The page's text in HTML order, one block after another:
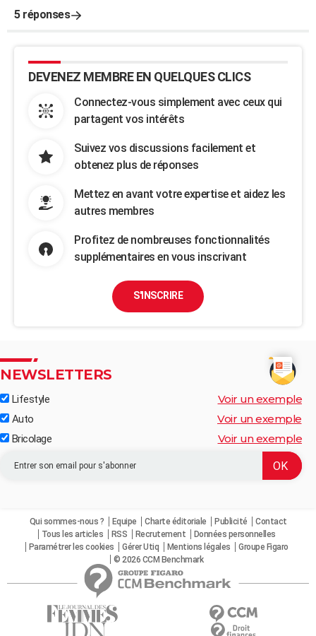
5 réponses
DEVENEZ MEMBRE EN QUELQUES CLICS
Connectez-vous simplement avec ceux qui
partagent vos intérêts
Suivez vos discussions facilement et
obtenez plus de réponses
Mettez en avant votre expertise et aidez les
autres membres
Profitez de nombreuses fonctionnalités
supplémentaires en vous inscrivant
S'INSCRIRE
NEWSLETTERS
Lifestyle Voir un exemple
Auto Voir un exemple
Bricolage Voir un exemple
Qui sommes-nous ? Equipe Charte éditoriale Publicité
Contact
Tous les articles
RSS Recrutement
Données personnelles
Paramétrer les cookies
Gérer Utiq Mentions légales
Groupe Figaro
© 2026 CCM Benchmark